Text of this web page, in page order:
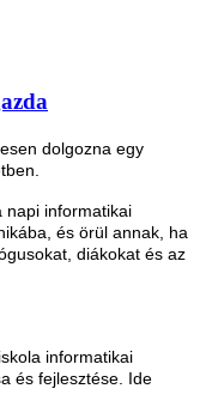
dolgozna egy
napi informatikai
és örül annak, ha
diákokat és az
informatikai
és fejlesztése. Ide